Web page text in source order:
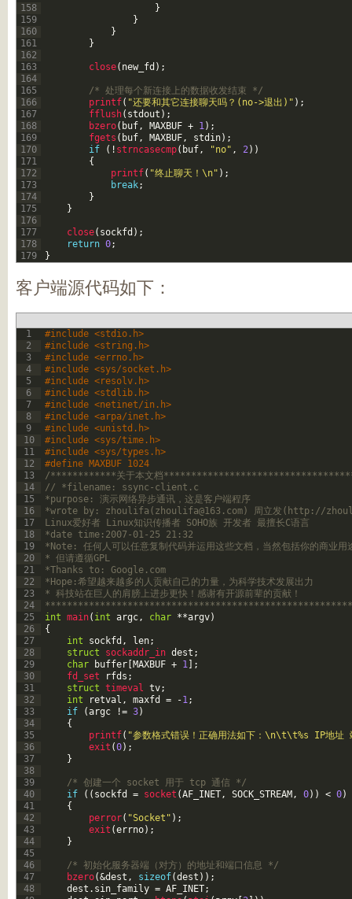
158
159
160
161
162
163
164
165
166
167
168
169
170
171
172
173
174
175
176
177
178
179
}
}
}
}
close( new_fd ) ;
/* 处理每个新连接上的数据收发结束 */
printf( "还要和其它连接聊天吗？(no->退出)" ) ;
fflush( stdout ) ;
bzero( buf, MAXBUF + 1) ;
fgets ( buf, MAXBUF, stdin) ;
if
( ! strncasecmp( buf, "no" , 2) )
{
printf( "终止聊天！\n" ) ;
break;
}
}
close( sockfd ) ;
return 0;
}
客户端源代码如下：
1
2
3
4
5
6
7
8
9
10
11
12
13
14
15
16
17
18
19
20
21
22
23
24
25
26
27
28
29
30
31
32
33
34
35
36
37
38
39
40
41
42
43
44
45
46
47
48
#include <stdio.h>
#include <string.h>
#include <errno.h>
#include <sys/socket.h>
#include <resolv.h>
#include <stdlib.h>
#include <netinet/in.h>
#include <arpa/inet.h>
#include <unistd.h>
#include <sys/time.h>
#include <sys/types.h>
#define MAXBUF 1024
/************关于本文档
// *filename: ssync-client.c
*purpose: 演示网络异步通讯，这是客户端程序
*wrote by: zhoulifa( zhoulifa@163.com ) 周立发(http://
Linux爱好者 Linux知识传播者 SOHO族 开发者 最擅长C语言
*date time:2007-01-25 21:32
*Note: 任何人可以任意复制代码并运用这些文档，当然包括你的商业用
* 但请遵循GPL
*Thanks to: Google.com
*Hope:希望越来越多的人贡献自己的力量，为科学技术发展出力
* 科技站在巨人的肩膀上进步更快！感谢有开源前辈的贡献！
int main( int argc, char **argv)
{
int
sockfd , len;
struct
sockaddr_in dest ;
char
buffer MAXBUF + 1
;
fd_set
rfds ;
struct timeval tv;
int
retval , maxfd = -1;
if
(argc != 3)
{
printf( "参数格式错误！正确用法如下：\n\t\t%s IP地
exit (0) ;
}
/* 创建一个 socket 用于 tcp 通信 */
if
( ( sockfd = socket (AF_INET, SOCK_STREAM , 0) ) < 0)
{
perror( "Socket" ) ;
exit (errno) ;
}
/* 初始化服务器端（对方）的地址和端口信息 */
bzero(&dest , sizeof(dest ) ) ;
dest . sin_family = AF_INET;